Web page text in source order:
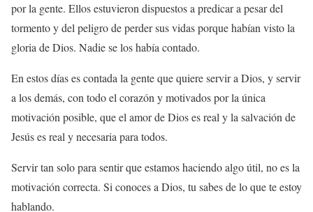
por la gente. Ellos estuvieron dispuestos a predicar a pesar del
tormento y del peligro de perder sus vidas porque habían visto la
gloria de Dios. Nadie se los había contado.
En estos días es contada la gente que quiere servir a Dios, y servir
a los demás, con todo el corazón y motivados por la única
motivación posible, que el amor de Dios es real y la salvación de
Jesús es real y necesaria para todos.
Servir tan solo para sentir que estamos haciendo algo útil, no es la
motivación correcta. Si conoces a Dios, tu sabes de lo que te estoy
hablando.